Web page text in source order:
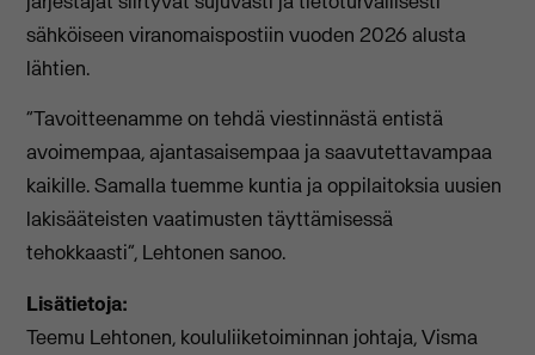
sähköiseen viranomaispostiin vuoden 2026 alusta
lähtien.
“Tavoitteenamme on tehdä viestinnästä entistä
avoimempaa, ajantasaisempaa ja saavutettavampaa
kaikille. Samalla tuemme kuntia ja oppilaitoksia uusien
lakisääteisten vaatimusten täyttämisessä
tehokkaasti”, Lehtonen sanoo.
Lisätietoja:
Teemu Lehtonen, koululiiketoiminnan johtaja, Visma